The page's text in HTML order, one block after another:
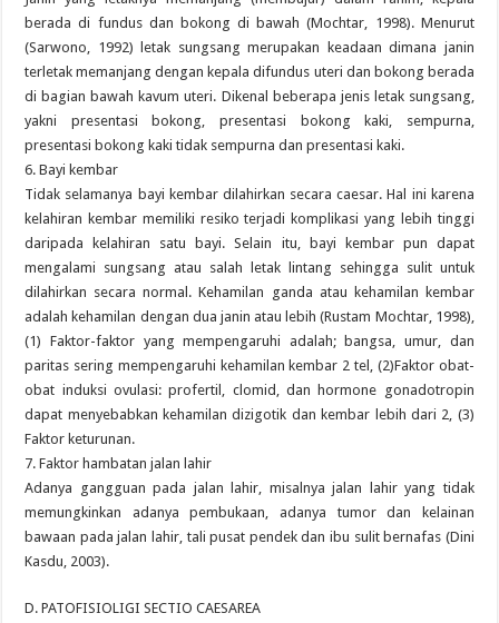
berada di fundus dan bokong di bawah (Mochtar, 1998). Menurut
(Sarwono, 1992) letak sungsang merupakan keadaan dimana janin
terletak memanjang dengan kepala difundus uteri dan bokong berada
di bagian bawah kavum uteri. Dikenal beberapa jenis letak sungsang,
yakni presentasi bokong, presentasi bokong kaki, sempurna,
presentasi bokong kaki tidak sempurna dan presentasi kaki.
6. Bayi kembar
Tidak selamanya bayi kembar dilahirkan secara caesar. Hal ini karena
kelahiran kembar memiliki resiko terjadi komplikasi yang lebih tinggi
daripada kelahiran satu bayi. Selain itu, bayi kembar pun dapat
mengalami sungsang atau salah letak lintang sehingga sulit untuk
dilahirkan secara normal. Kehamilan ganda atau kehamilan kembar
adalah kehamilan dengan dua janin atau lebih (Rustam Mochtar, 1998),
(1) Faktor-faktor yang mempengaruhi adalah; bangsa, umur, dan
paritas sering mempengaruhi kehamilan kembar 2 tel, (2)Faktor obat-
obat induksi ovulasi: profertil, clomid, dan hormone gonadotropin
dapat menyebabkan kehamilan dizigotik dan kembar lebih dari 2, (3)
Faktor keturunan.
7. Faktor hambatan jalan lahir
Adanya gangguan pada jalan lahir, misalnya jalan lahir yang tidak
memungkinkan adanya pembukaan, adanya tumor dan kelainan
bawaan pada jalan lahir, tali pusat pendek dan ibu sulit bernafas (Dini
Kasdu, 2003).
D. PATOFISIOLIGI SECTIO CAESAREA